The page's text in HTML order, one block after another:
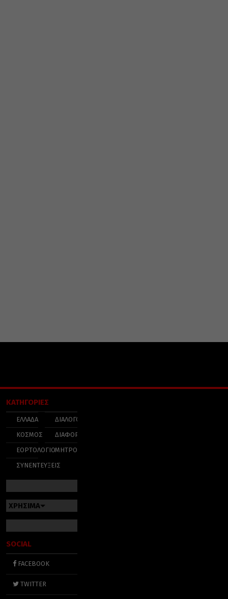
ΚΑΤΗΓΟΡΙΕΣ
ΕΛΛΑΔΑ
ΚΟΣΜΟΣ
ΕΟΡΤΟΛΟΓΙΟ
ΣΥΝΕΝΤΕΥΞΕΙΣ
ΔΙΑΛΟΓΟΣ
ΔΙΑΦΟΡΑ
ΜΗΤΡΟΠΟΛΕΙΣ
ΧΡΗΣΙΜΑ
SOCIAL
FACEBOOK
TWITTER